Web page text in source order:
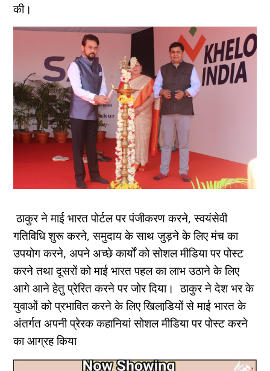
की।
ठाकुर ने माई भारत पोर्टल पर पंजीकरण करने, स्वयंसेवी
गतिविधि शुरू करने, समुदाय के साथ जुड़ने के लिए मंच का
उपयोग करने, अपने अच्छे कार्यों को सोशल मीडिया पर पोस्ट
करने तथा दूसरों को माई भारत पहल का लाभ उठाने के लिए
आगे आने हेतु प्रेरित करने पर जोर दिया। ठाकुर ने देश भर के
युवाओं को प्रभावित करने के लिए खिलाडि़यों से माई भारत के
अंतर्गत अपनी प्रेरक कहानियां सोशल मीडिया पर पोस्ट करने
का आग्रह किया